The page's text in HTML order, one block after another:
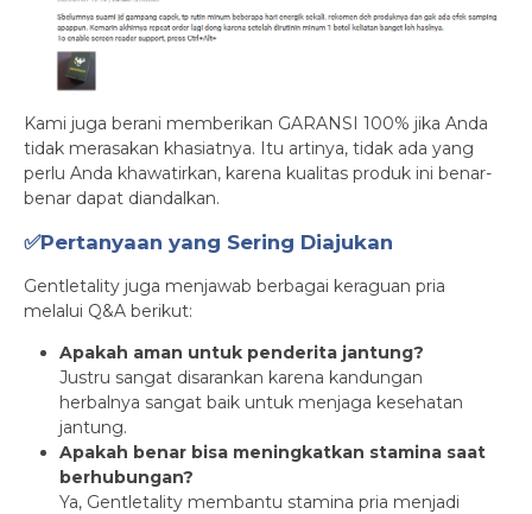
Kami juga berani memberikan GARANSI 100% jika Anda
tidak merasakan khasiatnya. Itu artinya, tidak ada yang
perlu Anda khawatirkan, karena kualitas produk ini benar-
benar dapat diandalkan.
✅Pertanyaan yang Sering Diajukan
Gentletality juga menjawab berbagai keraguan pria
melalui Q&A berikut:
Apakah aman untuk penderita jantung?
Justru sangat disarankan karena kandungan
herbalnya sangat baik untuk menjaga kesehatan
jantung.
Apakah benar bisa meningkatkan stamina saat
berhubungan?
Ya, Gentletality membantu stamina pria menjadi